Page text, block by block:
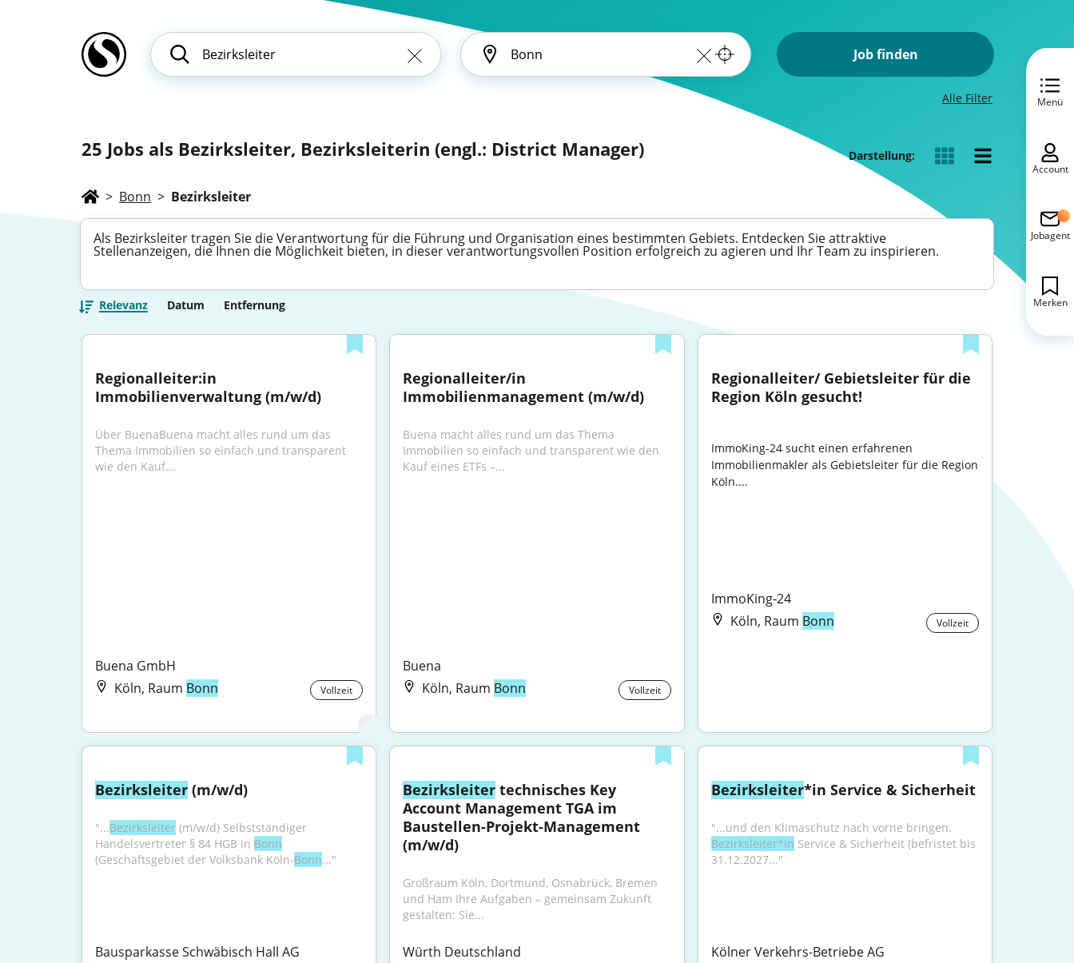
Job finden
Alle Filter
25 Jobs als Bezirksleiter, Bezirksleiterin (engl.: District Manager) Darstellung:
> Bonn > Bezirksleiter
Als Bezirksleiter tragen Sie die Verantwortung für die Führung und Organisation eines bestimmten Gebiets. Entdecken Sie attraktive
Stellenanzeigen, die Ihnen die Möglichkeit bieten, in dieser verantwortungsvollen Position erfolgreich zu agieren und Ihr Team zu inspirieren.
Relevanz Datum Entfernung
Regionalleiter:in
Immobilienverwaltung (m/w/d)
Über BuenaBuena macht alles rund um das
Thema Immobilien so einfach und transparent
wie den Kauf...
Buena GmbH
Köln, Raum Bonn Vollzeit
Regionalleiter/in
Immobilienmanagement (m/w/d)
Buena macht alles rund um das Thema
Immobilien so einfach und transparent wie den
Kauf eines ETFs –...
Buena
Köln, Raum Bonn Vollzeit
Regionalleiter/ Gebietsleiter für die
Region Köln gesucht!
ImmoKing-24 sucht einen erfahrenen
Immobilienmakler als Gebietsleiter für die Region
Köln....
ImmoKing-24
Köln, Raum Bonn Vollzeit
Bezirksleiter (m/w/d)
"...Bezirksleiter (m/w/d) Selbstständiger
Handelsvertreter § 84 HGB in Bonn
(Geschäftsgebiet der Volksbank Köln-Bonn..."
Bausparkasse Schwäbisch Hall AG
Bezirksleiter technisches Key
Account Management TGA im
Baustellen-Projekt-Management
(m/w/d)
Großraum Köln, Dortmund, Osnabrück, Bremen
und Ham Ihre Aufgaben – gemeinsam Zukunft
gestalten: Sie...
Würth Deutschland
Bezirksleiter*in Service & Sicherheit
Bezirksleiter*in Service & Sicherheit (befristet bis
31.12.2027..."
Kölner Verkehrs-Betriebe AG
Menü
Account
Jobagent
Merken